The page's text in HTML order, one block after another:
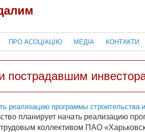
ПРО АСОЦІАЦІЮ МЕДІА КОНТАКТИ
пострадавшим
реализацию программы строительства
планирует начать реализацию
коллективом ПАО